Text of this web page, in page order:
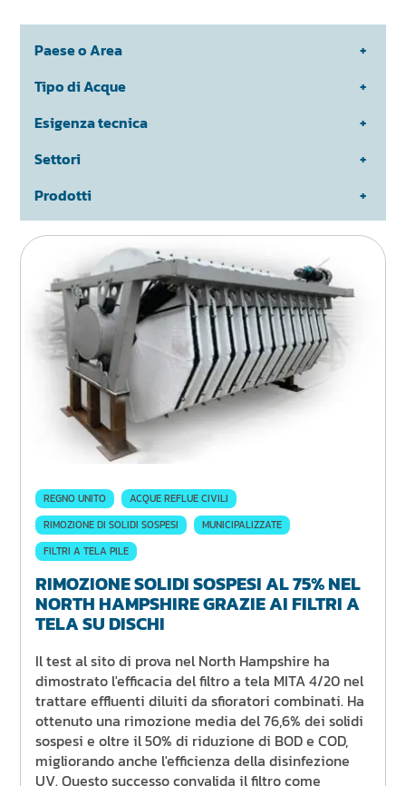
RISORSE
EN FR
Paese o Area
Tipo di Acque
Esigenza tecnica
Settori
Prodotti
REGNO UNITO
ACQUE REFLUE CIVILI
RIMOZIONE DI SOLIDI SOSPESI
MUNICIPALIZZATE
FILTRI A TELA PILE
RIMOZIONE SOLIDI SOSPESI AL 75% NEL
NORTH HAMPSHIRE GRAZIE AI FILTRI A
TELA SU DISCHI
Il test al sito di prova nel North Hampshire ha
dimostrato l'efficacia del filtro a tela MITA 4/20 nel
trattare effluenti diluiti da sfioratori combinati. Ha
ottenuto una rimozione media del 76,6% dei solidi
sospesi e oltre il 50% di riduzione di BOD e COD,
migliorando anche l'efficienza della disinfezione
UV. Questo successo convalida il filtro come